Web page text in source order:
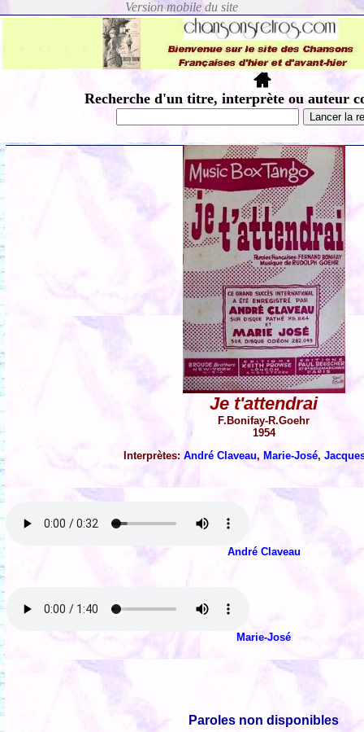
Recherche d'un titre, interprète ou auteur
Je t'attendrai
F.Bonifay-R.Goehr
1954
Interprètes:André Claveau,Marie-José,
André Claveau
Marie-José
Paroles non disponibles